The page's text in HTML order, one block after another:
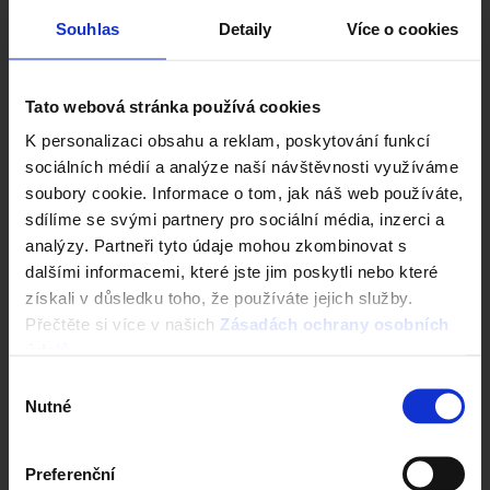
Souhlas Detaily Více o cookies
Tato webová stránka používá cookies
K personalizaci obsahu a reklam, poskytování funkcí
sociálních médií a analýze naší návštěvnosti využíváme
soubory cookie. Informace o tom, jak náš web používáte,
sdílíme se svými partnery pro sociální média, inzerci a
analýzy. Partneři tyto údaje mohou zkombinovat s
dalšími informacemi, které jste jim poskytli nebo které
získali v důsledku toho, že používáte jejich služby.
Přečtěte si více v našich Zásadách ochrany osobních
souhlasu
Nutné
Preferenční